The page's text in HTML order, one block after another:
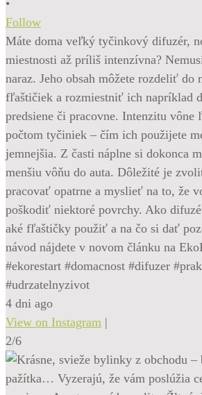
•
Follow
Máte doma veľký tyčinkový difuzér,
miestnosti až príliš intenzívna?
naraz. Jeho obsah môžete rozdeliť do
fľaštičiek a rozmiestniť ich napríklad
predsiene či pracovne. Intenzitu vône
počtom tyčiniek – čím ich použijete
jemnejšia. Z časti náplne si dokonca
menšiu vôňu do auta. Dôležité je
pracovať opatrne a myslieť na to, že
poškodiť niektoré povrchy. Ako
aké fľaštičky použiť a na čo si dať
návod nájdete v novom článku na
#ekorestart #domacnost #difuzer
#udrzatelnyzivot
4 dni ago
View on Instagram |
2/6